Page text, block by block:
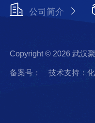
公司简介
Copyright © 2026 武汉
备案号： 技术支持：